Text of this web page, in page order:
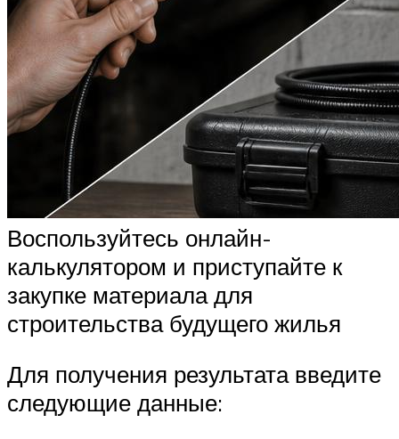
Воспользуйтесь онлайн-
калькулятором и приступайте к
закупке материала для
строительства будущего жилья
Для получения результата введите
следующие данные: